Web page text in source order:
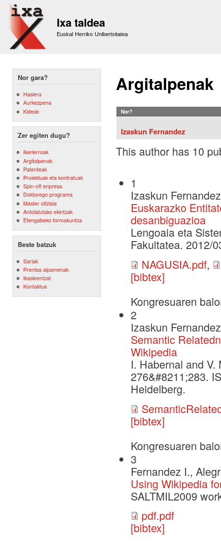
Ixa taldea
Euskal Herriko Unibertsitatea
Nor gara?
Hasiera
Aurkezpena
Kideak
Zer egiten dugu?
Ikerlerroak
Argitalpenak
Patenteak
Proiektuak eta kontratuak
Spin-off enpresa
Doktorego programa
Master ofiziala
Antolatutako ekintzak
Etengabeko formakuntza
Beste batzuk
Sariak
Prentsa aipamenak
Ikasleentzat
Kontaktua
Argitalpenak
Nor?
Izaskun Fernandez
This author has 10
1
Izaskun
Euskarazko
desanbiguazioa
Lengoaia eta
Fakultatea. 2012/
NAGUSIA.pdf,
[bibtex]
Kongresuaren
2
Izaskun
Semantic
Wikipedia
I. Habernal and
276&#8211;283.
Heidelberg.
[bibtex]
Kongresuaren
3
Fernandez I.,
Using Wikipedia
SALTMIL2009
pdf.pdf
[bibtex]